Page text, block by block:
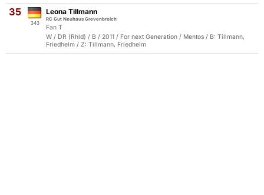
35
343
Leona Tillmann
RC Gut Neuhaus Grevenbroich
Fan T
W / DR (Rhld) / B / 2011 / For next Generation / Mentos / B: Tillmann,
Friedhelm / Z: Tillmann, Friedhelm